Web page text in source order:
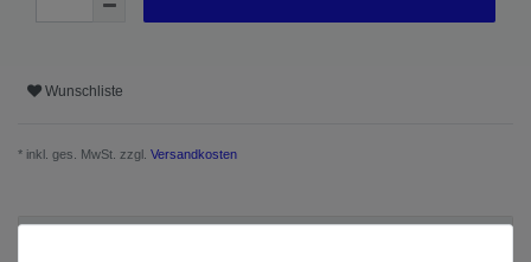
Wunschliste
* inkl. ges. MwSt. zzgl. Versandkosten